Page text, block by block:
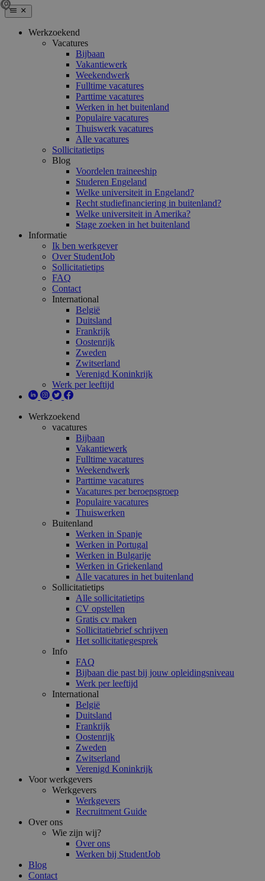
Werkzoekend
Vacatures
Bijbaan
Vakantiewerk
Weekendwerk
Fulltime vacatures
Parttime vacatures
Werken in het buitenland
Populaire vacatures
Thuiswerk vacatures
Alle vacatures
Sollicitatietips
Blog
Voordelen traineeship
Studeren Engeland
Welke universiteit in Engeland?
Recht studiefinanciering in buitenland?
Welke universiteit in Amerika?
Stage zoeken in het buitenland
Informatie
Ik ben werkgever
Over StudentJob
Sollicitatietips
FAQ
Contact
International
België
Duitsland
Frankrijk
Oostenrijk
Zweden
Zwitserland
Verenigd Koninkrijk
Werk per leeftijd
Werkzoekend
vacatures
Bijbaan
Vakantiewerk
Fulltime vacatures
Weekendwerk
Parttime vacatures
Vacatures per beroepsgroep
Populaire vacatures
Thuiswerken
Buitenland
Werken in Spanje
Werken in Portugal
Werken in Bulgarije
Werken in Griekenland
Alle vacatures in het buitenland
Sollicitatietips
Alle sollicitatietips
CV opstellen
Gratis cv maken
Sollicitatiebrief schrijven
Het sollicitatiegesprek
Info
FAQ
Bijbaan die past bij jouw opleidingsniveau
Werk per leeftijd
International
België
Duitsland
Frankrijk
Oostenrijk
Zweden
Zwitserland
Verenigd Koninkrijk
Voor werkgevers
Werkgevers
Werkgevers
Recruitment Guide
Over ons
Wie zijn wij?
Over ons
Werken bij StudentJob
Blog
Contact